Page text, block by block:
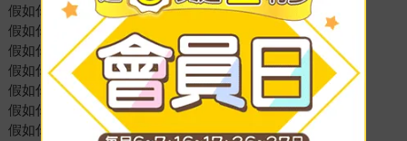
假如你看起來像一顆毬果
假如你住在一堆便便上
假如你能分泌像膠水一樣的黏液
假如你能單手舉起一輛大卡車
假如你跑得和獵豹一樣快
假如你能蹦得比摩天大樓還高
假如你能在大樓窗戶上爬